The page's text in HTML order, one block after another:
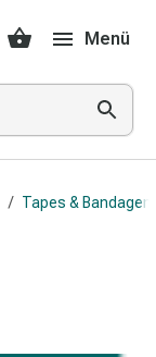
Menü
/ Tapes & Bandagen